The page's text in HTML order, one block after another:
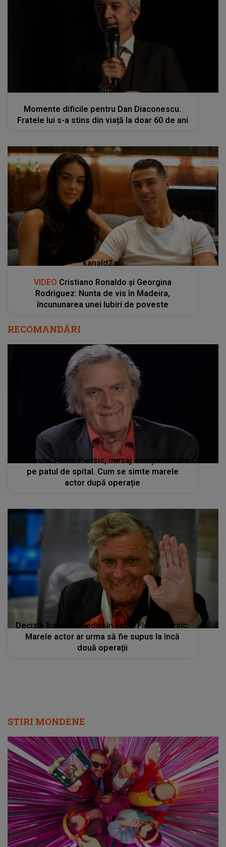
kanald2.ro
Momente dificile pentru Dan Diaconescu.
Fratele lui s-a stins din viață la doar 60 de ani
kanald2.ro
VIDEO Cristiano Ronaldo și Georgina
Rodriguez: Nunta de vis în Madeira,
încununarea unei Iubiri de poveste
RECOMANDĂRI
”Sunt viu” Florin Piersic, mesaj emoționant de
pe patul de spital. Cum se simte marele
actor după operație
Decizia luată de medici în cazul Florin Piersic.
Marele actor ar urma să fie supus la încă
două operații
STIRI MONDENE